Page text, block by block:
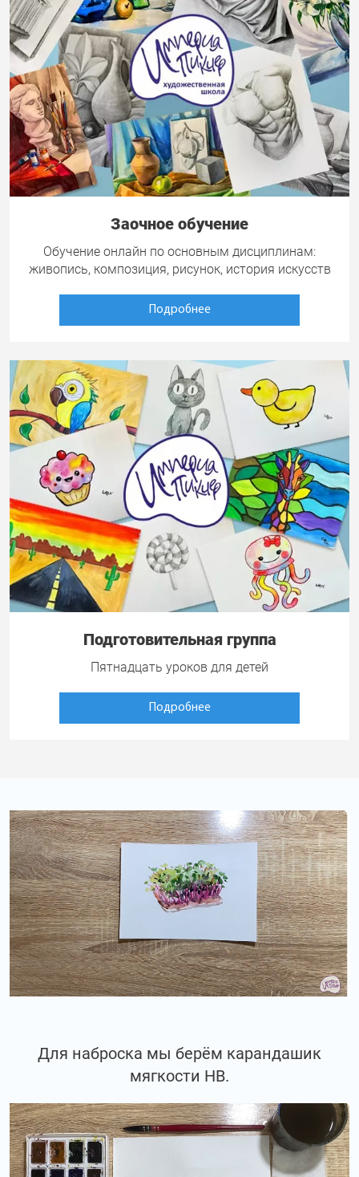
Заочное обучение
Обучение онлайн по основным дисциплинам:
живопись, композиция, рисунок, история искусств
Подробнее
Подготовительная группа
Пятнадцать уроков для детей
Подробнее
Для наброска мы берём карандашик
мягкости НВ.